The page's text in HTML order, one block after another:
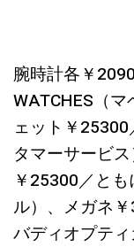
腕時計各￥
WATCHES（
ェット￥25300
タマーサービ
￥25300／と
ル）、メガネ
バディオプティ